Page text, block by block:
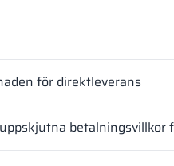
för direktleverans
betalningsvillkor